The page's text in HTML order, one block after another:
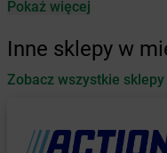
dino Baborów
dino
Baboszewo
dino Baćkowice
dino Baczyna
dino Bąków
Pokaż więcej
Inne sklepy w
Zobacz wszystkie sklepy